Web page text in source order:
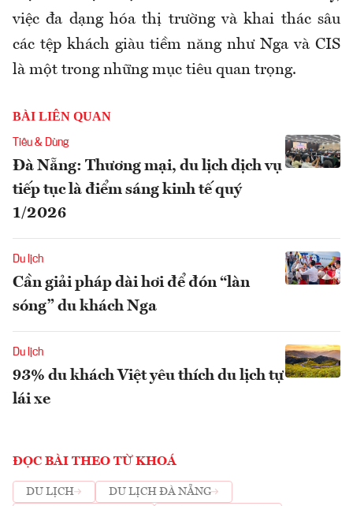
việc đa dạng hóa thị trường và khai thác sâu
các tệp khách giàu tiềm năng như Nga và CIS
là một trong những mục tiêu quan trọng.
BÀI LIÊN QUAN
Tiêu & Dùng
Đà Nẵng: Thương mại, du lịch dịch vụ
tiếp tục là điểm sáng kinh tế quý
1/2026
Du lịch
Cần giải pháp dài hơi để đón “làn
sóng” du khách Nga
Du lịch
93% du khách Việt yêu thích du lịch tự
lái xe
ĐỌC BÀI THEO TỪ KHOÁ
DU LỊCH
DU LỊCH ĐÀ NẴNG